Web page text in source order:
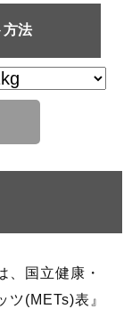
方法
、国立健康・
(METs)表』